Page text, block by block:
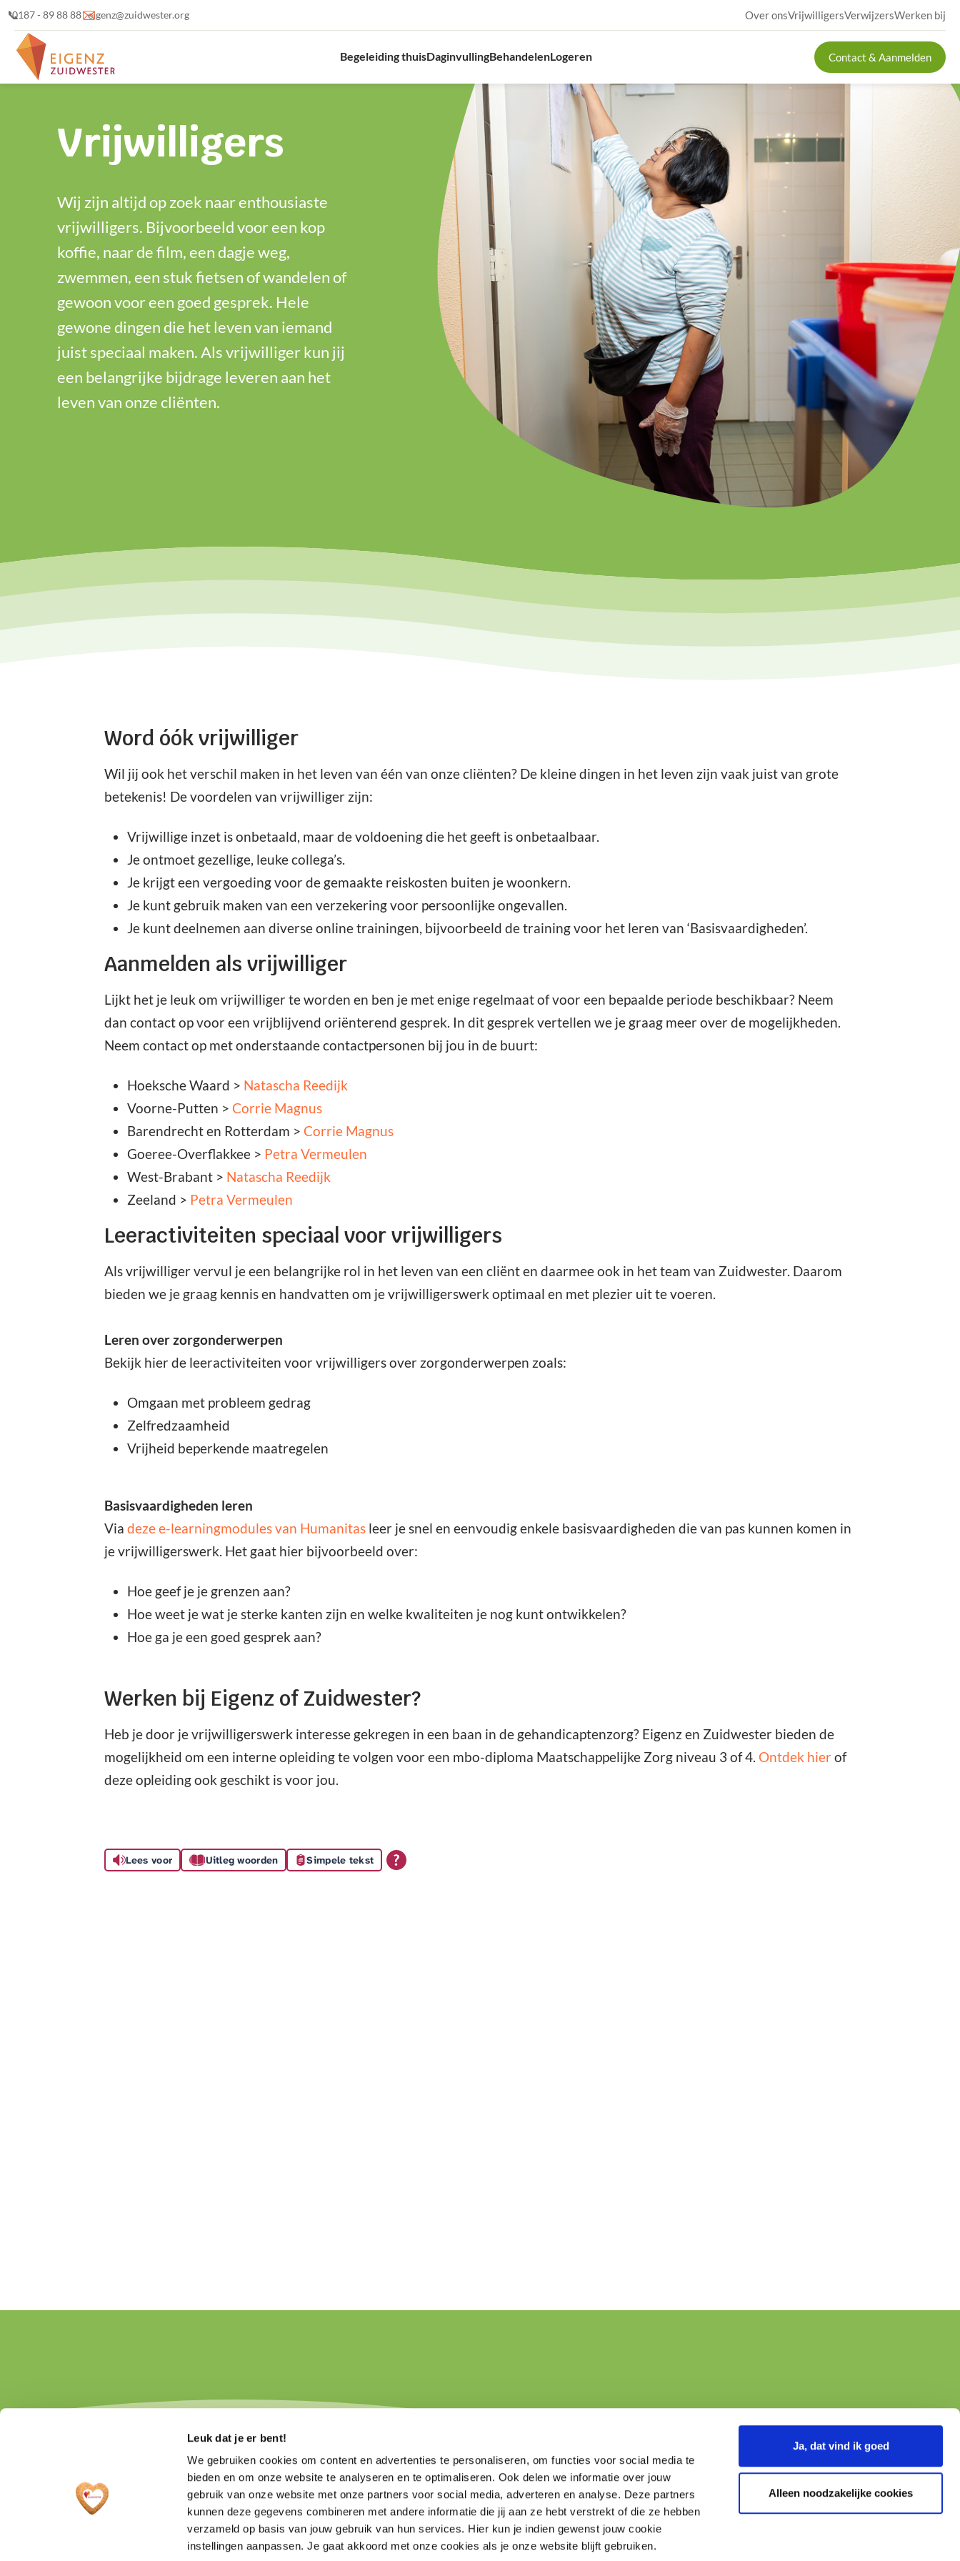
Leuk dat je er bent!
We gebruiken cookies om content en advertenties te personaliseren, om functies voor social media te
bieden en om onze website te analyseren en te optimaliseren. Ook delen we informatie over jouw
gebruik van onze website met onze partners voor social media, adverteren en analyse. Deze partners
kunnen deze gegevens combineren met andere informatie die jij aan ze hebt verstrekt of die ze hebben
verzameld op basis van jouw gebruik van hun services. Hier kun je indien gewenst jouw cookie
instellingen aanpassen. Je gaat akkoord met onze cookies als je onze website blijft gebruiken.
Ja, dat vind ik goed
Alleen noodzakelijke cookies
📞
0187 - 89 88 88 eigenz@zuidwester.org Over onsVrijwilligersVerwijzersWerken bij
Begeleiding thuisDaginvullingBehandelenLogeren Contact & Aanmelden
Vrijwilligers
Wij zijn altijd op zoek naar enthousiaste
vrijwilligers. Bijvoorbeeld voor een kop
koffie, naar de film, een dagje weg,
zwemmen, een stuk fietsen of wandelen of
gewoon voor een goed gesprek. Hele
gewone dingen die het leven van iemand
juist speciaal maken. Als vrijwilliger kun jij
een belangrijke bijdrage leveren aan het
leven van onze cliënten.
Word óók vrijwilliger
Wil jij ook het verschil maken in het leven van één van onze cliënten? De kleine dingen in het leven zijn vaak juist van grote
betekenis! De voordelen van vrijwilliger zijn:
Vrijwillige inzet is onbetaald, maar de voldoening die het geeft is onbetaalbaar.
Je ontmoet gezellige, leuke collega’s.
Je krijgt een vergoeding voor de gemaakte reiskosten buiten je woonkern.
Je kunt gebruik maken van een verzekering voor persoonlijke ongevallen.
Je kunt deelnemen aan diverse online trainingen, bijvoorbeeld de training voor het leren van ‘Basisvaardigheden’.
Aanmelden als vrijwilliger
Lijkt het je leuk om vrijwilliger te worden en ben je met enige regelmaat of voor een bepaalde periode beschikbaar? Neem
dan contact op voor een vrijblijvend oriënterend gesprek. In dit gesprek vertellen we je graag meer over de mogelijkheden.
Neem contact op met onderstaande contactpersonen bij jou in de buurt:
Hoeksche Waard > Natascha Reedijk
Voorne-Putten > Corrie Magnus
Barendrecht en Rotterdam > Corrie Magnus
Goeree-Overflakkee > Petra Vermeulen
West-Brabant > Natascha Reedijk
Zeeland > Petra Vermeulen
Leeractiviteiten speciaal voor vrijwilligers
Als vrijwilliger vervul je een belangrijke rol in het leven van een cliënt en daarmee ook in het team van Zuidwester. Daarom
bieden we je graag kennis en handvatten om je vrijwilligerswerk optimaal en met plezier uit te voeren.
Leren over zorgonderwerpen
Bekijk hier de leeractiviteiten voor vrijwilligers over zorgonderwerpen zoals:
Omgaan met probleem gedrag
Zelfredzaamheid
Vrijheid beperkende maatregelen
Basisvaardigheden leren
Via deze e-learningmodules van Humanitas leer je snel en eenvoudig enkele basisvaardigheden die van pas kunnen komen in
je vrijwilligerswerk. Het gaat hier bijvoorbeeld over:
Hoe geef je je grenzen aan?
Hoe weet je wat je sterke kanten zijn en welke kwaliteiten je nog kunt ontwikkelen?
Hoe ga je een goed gesprek aan?
Werken bij Eigenz of Zuidwester?
Heb je door je vrijwilligerswerk interesse gekregen in een baan in de gehandicaptenzorg? Eigenz en Zuidwester bieden de
mogelijkheid om een interne opleiding te volgen voor een mbo-diploma Maatschappelijke Zorg niveau 3 of 4. Ontdek hierof
deze opleiding ook geschikt is voor jou.
Lees voor Uitleg woorden Simpele tekst